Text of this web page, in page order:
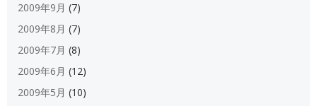
2009年9月 (7)
2009年8月 (7)
2009年7月 (8)
2009年6月 (12)
2009年5月 (10)